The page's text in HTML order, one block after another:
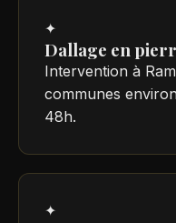
✦
Dallage en
Intervention à
communes
48h.
✦